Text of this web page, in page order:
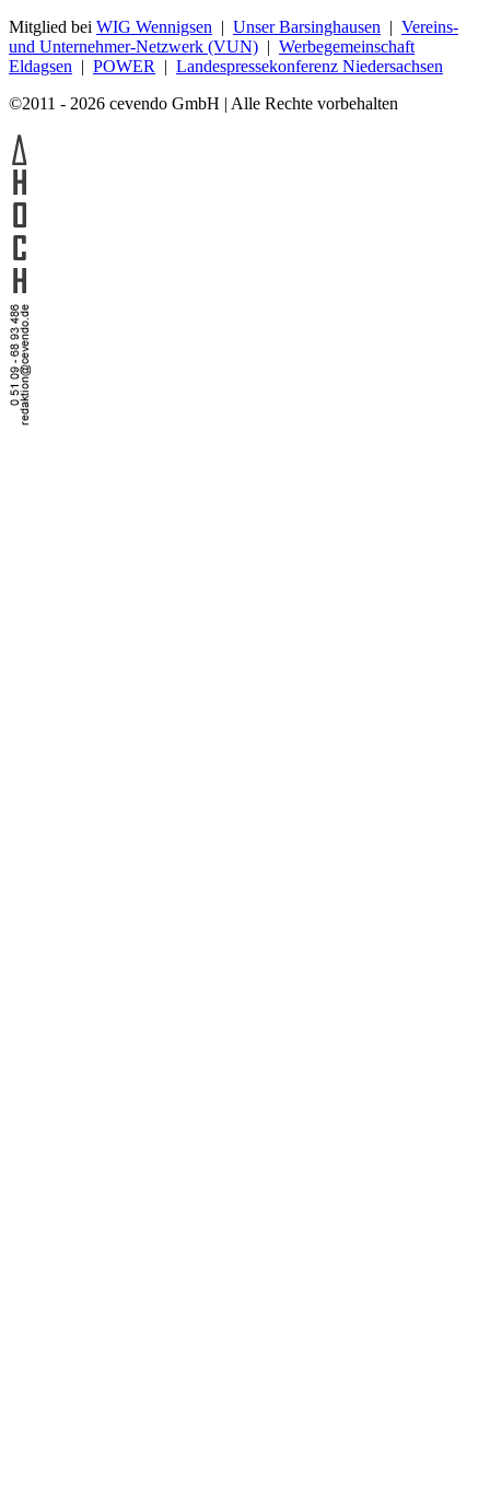
Mitglied bei WIG Wennigsen | Unser Barsinghausen | Vereins-
und Unternehmer-Netzwerk (VUN) | Werbegemeinschaft
Eldagsen | POWER | Landespressekonferenz Niedersachsen
©2011 - 2026 cevendo GmbH | Alle Rechte vorbehalten